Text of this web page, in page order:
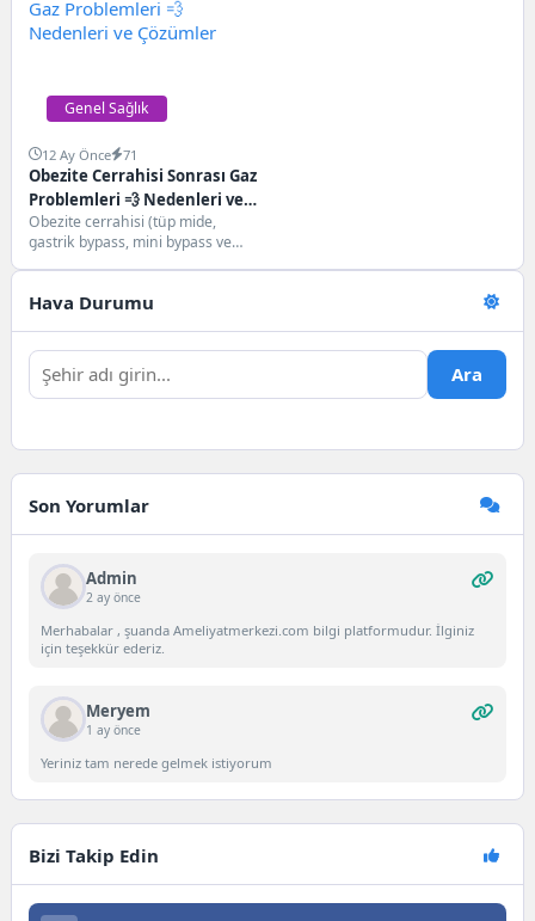
Genel Sağlık
12 Ay Önce 71
Obezite Cerrahisi Sonrası Gaz
Problemleri 💨 Nedenleri ve
Çözümler
Obezite cerrahisi (tüp mide,
gastrik bypass, mini bypass ve
Hava Durumu
Ara
Son Yorumlar
Admin
2 ay önce
Merhabalar , şuanda Ameliyatmerkezi.com bilgi platformudur. İlginiz
için teşekkür ederiz.
Meryem
1 ay önce
Yeriniz tam nerede gelmek istiyorum
Bizi Takip Edin